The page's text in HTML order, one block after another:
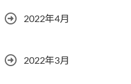
2022年4月
2022年3月